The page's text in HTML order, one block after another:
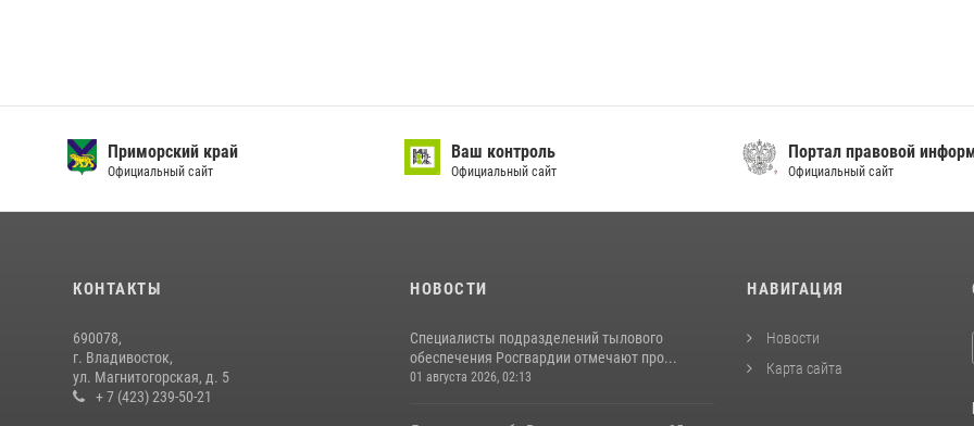
Приморский край
Официальный сайт
Ваш контроль
Официальный сайт
Портал правовой
Официальный сайт
КОНТАКТЫ
690078,
г. Владивосток,
ул. Магнитогорская, д. 5
+ 7 (423) 239-50-21
НОВОСТИ
Специалисты подразделений тылового
обеспечения Росгвардии отмечают про...
01 августа 2026, 02:13
НАВИГАЦИЯ
Новости
Карта сайта